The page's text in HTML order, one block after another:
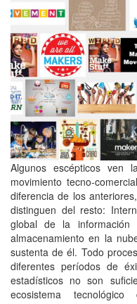
Algunos escépticos ven
movimiento tecno-
diferencia de los
distinguen del resto:
global de la
almacenamiento en la
sustenta de él. Todo
diferentes períodos de
estadísticos no son
ecosistema